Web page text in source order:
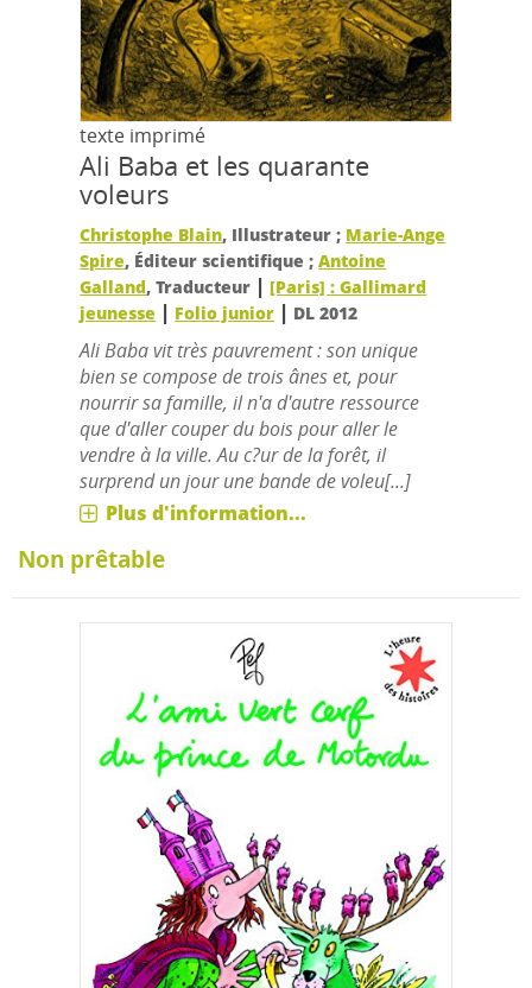
texte imprimé
Ali Baba et les quarante
voleurs
Christophe Blain, Illustrateur ; Marie-Ange
Spire, Éditeur scientifique ;Antoine
Galland, Traducteur |[Paris] : Gallimard
jeunesse | Folio junior | DL 2012
Ali Baba vit très pauvrement : son unique
bien se compose de trois ânes et, pour
nourrir sa famille, il n'a d'autre ressource
que d'aller couper du bois pour aller le
vendre à la ville. Au c?ur de la forêt, il
surprend un jour une bande de voleu[...]
Plus d'information...
Non prêtable